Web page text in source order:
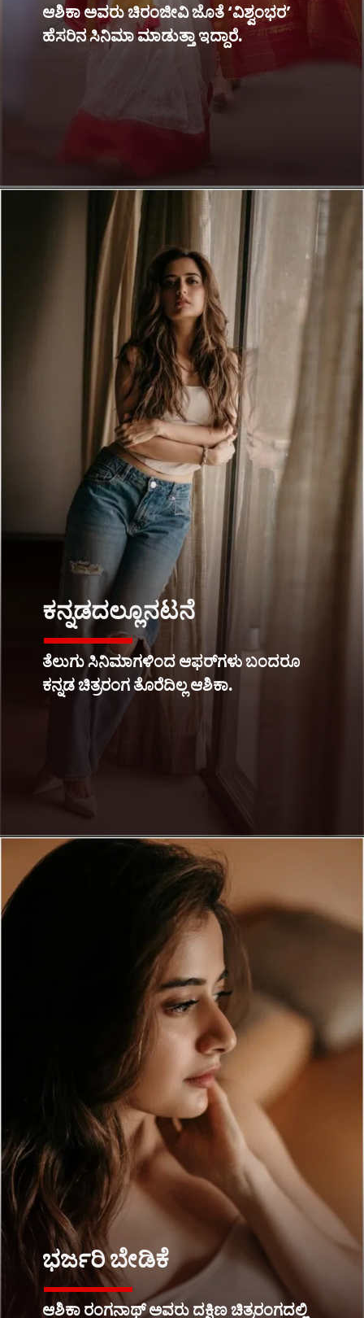
ಆಶಿಕಾ ಅವರು ಚಿರಂಜೀವಿ ಜೊತೆ ‘ವಿಶ್ವಂಭರ’
ಹೆಸರಿನ ಸಿನಿಮಾ ಮಾಡುತ್ತಾ ಇದ್ದಾರೆ.
ತೆಲುಗು ಸಿನಿಮಾಗಳಿಂದ ಆಫರ್​ಗಳು ಬಂದರೂ
ಕನ್ನಡ ಚಿತ್ರರಂಗ ತೊರೆದಿಲ್ಲ ಆಶಿಕಾ.
ಕನ್ನಡದಲ್ಲೂನಟನೆ
ಆಶಿಕಾ ರಂಗನಾಥ್ ಅವರು ದಕ್ಷಿಣ ಚಿತ್ರರಂಗದಲ್ಲಿ
ಭರ್ಜರಿ ಬೇಡಿಕೆ